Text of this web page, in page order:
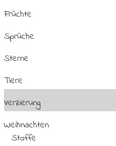
Früchte
Sprüche
Sterne
Tiere
Verzierung
Weihnachten
Stoffe